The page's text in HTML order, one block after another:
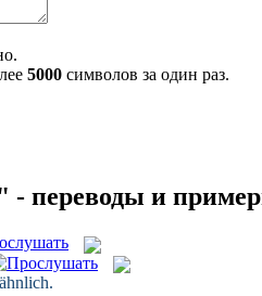
5000 символов за один раз.
- переводы и
ähnlich.